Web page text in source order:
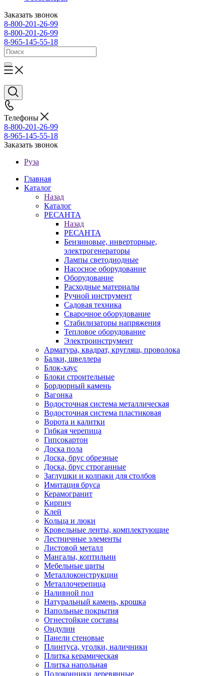
Заказать звонок
8-800-201-26-99
8-800-201-26-99
8-965-145-55-18
Телефоны
8-800-201-26-99
8-965-145-55-18
Заказать звонок
Руза
Главная
Каталог
Назад
Каталог
РЕСАНТА
Назад
РЕСАНТА
Бензиновые, инверторные,
электрогенераторы
Лампы светодиодные
Насосное оборудование
Оборудование
Расходные материалы
Ручной инструмент
Садовая техника
Сварочное оборудование
Стабилизаторы напряжения
Тепловое оборудование
Электроинструмент
Арматура, квадрат, кругляш, проволока
Балки, швеллера
Блок-хаус
Блоки строительные
Бордюрный камень
Вагонка
Водосточная система металлическая
Водосточная система пластиковая
Ворота и калитки
Гибкая черепица
Гипсокартон
Доска пола
Доска, брус обрезные
Доска, брус строганные
Заглушки и колпаки для столбов
Имитация бруса
Керамогранит
Кирпич
Клей
Кольца и люки
Кровельные ленты, комплектующие
Лестничные элементы
Листовой металл
Мангалы, коптильни
Мебельные щиты
Металлоконструкции
Металлочерепица
Наливной пол
Натуральный камень, крошка
Напольные покрытия
Огнестойкие составы
Ондулин
Панели стеновые
Плинтуса, уголки, наличники
Плитка керамическая
Плитка напольная
Подоконники деревянные